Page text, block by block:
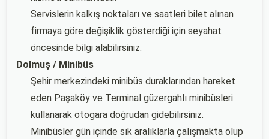
Servislerin kalkış noktaları ve saatleri bilet alınan
firmaya göre değişiklik gösterdiği için seyahat
öncesinde bilgi alabilirsiniz.
Dolmuş / Minibüs
Şehir merkezindeki minibüs duraklarından hareket
eden Paşaköy ve Terminal güzergahlı minibüsleri
kullanarak otogara doğrudan gidebilirsiniz.
Minibüsler gün içinde sık aralıklarla çalışmakta olup